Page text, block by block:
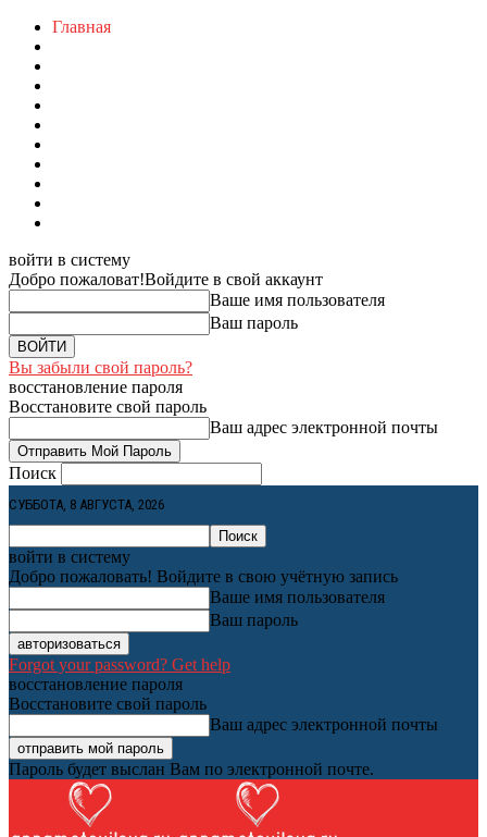
Главная
войти в систему
Добро пожаловат!Войдите в свой аккаунт
Ваше имя пользователя
Ваш пароль
Вы забыли свой пароль?
восстановление пароля
Восстановите свой пароль
Ваш адрес электронной почты
Поиск
СУББОТА, 8 АВГУСТА, 2026
войти в систему
Добро пожаловать! Войдите в свою учётную запись
Ваше имя пользователя
Ваш пароль
Forgot your password? Get help
восстановление пароля
Восстановите свой пароль
Ваш адрес электронной почты
Пароль будет выслан Вам по электронной почте.